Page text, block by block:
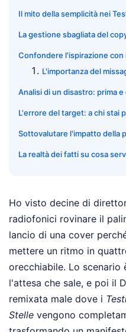
Il mito della semplicità nei
La gestione sbagliata del
Confondere l'ispirazione con
L'importanza del
Analisi di un disastro: prima
L'errore del target: a chi stai
Sottovalutare l'impatto della
La realtà dei fatti su cosa
Ho visto decine di
radiofonici rovinare il
lancio di una cover
mettere un ritmo in
orecchiabile. Lo scenario
l'attesa che sale, e poi il
remixata male dove i
Stelle vengono